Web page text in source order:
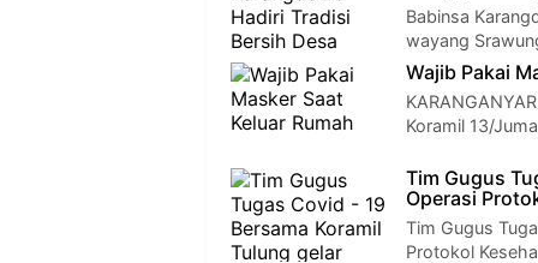
Babinsa
wayang
Wajib Pakai
Koramil 13/
Tim Gugus
Operasi
Tim Gugus
Protokol